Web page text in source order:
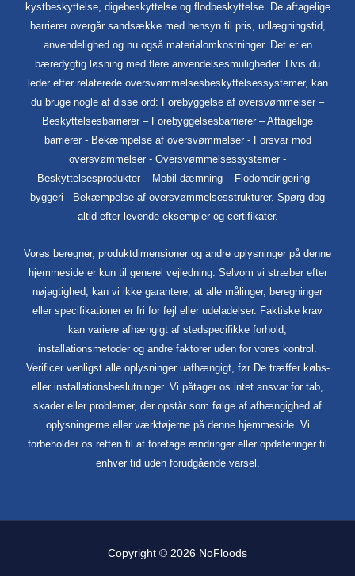
kystbeskyttelse, digebeskyttelse og flodbeskyttelse. De aftagelige
barrierer overgår sandsække med hensyn til pris, udlægningstid,
anvendelighed og nu også materialomkostninger. Det er en
bæredygtig løsning med flere anvendelsesmuligheder. Hvis du
leder efter relaterede oversvømmelsesbeskyttelsessystemer, kan
du bruge nogle af disse ord: Forebyggelse af oversvømmelser –
Beskyttelsesbarrierer – Forebyggelsesbarrierer – Aftagelige
barrierer - Bekæmpelse af oversvømmelser - Forsvar mod
oversvømmelser - Oversvømmelsessystemer -
Beskyttelsesprodukter – Mobil dæmning – Flodomdirigering –
byggeri - Bekæmpelse af oversvømmelsesstrukturer. Spørg dog
altid efter levende eksempler og certifikater.
Vores beregner, produktdimensioner og andre oplysninger på denne
hjemmeside er kun til generel vejledning. Selvom vi stræber efter
nøjagtighed, kan vi ikke garantere, at alle målinger, beregninger
eller specifikationer er fri for fejl eller udeladelser. Faktiske krav
kan variere afhængigt af stedspecifikke forhold,
installationsmetoder og andre faktorer uden for vores kontrol.
Verificer venligst alle oplysninger uafhængigt, før De træffer købs-
eller installationsbeslutninger. Vi påtager os intet ansvar for tab,
skader eller problemer, der opstår som følge af afhængighed af
oplysningerne eller værktøjerne på denne hjemmeside. Vi
forbeholder os retten til at foretage ændringer eller opdateringer til
enhver tid uden forudgående varsel.
Copyright © 2026 NoFloods